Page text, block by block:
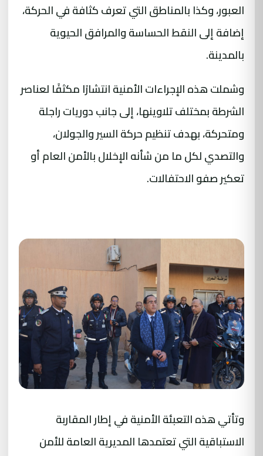
العبور، وكذا بالمناطق التي تعرف كثافة في الحركة،
إضافة إلى النقط الحساسة والمرافق الحيوية
بالمدينة.
وشملت هذه الإجراءات الأمنية انتشارًا مكثفًا لعناصر
الشرطة بمختلف تلاوينها، إلى جانب دوريات راجلة
ومتحركة، بهدف تنظيم حركة السير والجولان،
والتصدي لكل ما من شأنه الإخلال بالأمن العام أو
تعكير صفو الاحتفالات.
وتأتي هذه التعبئة الأمنية في إطار المقاربة
الاستباقية التي تعتمدها المديرية العامة للأمن